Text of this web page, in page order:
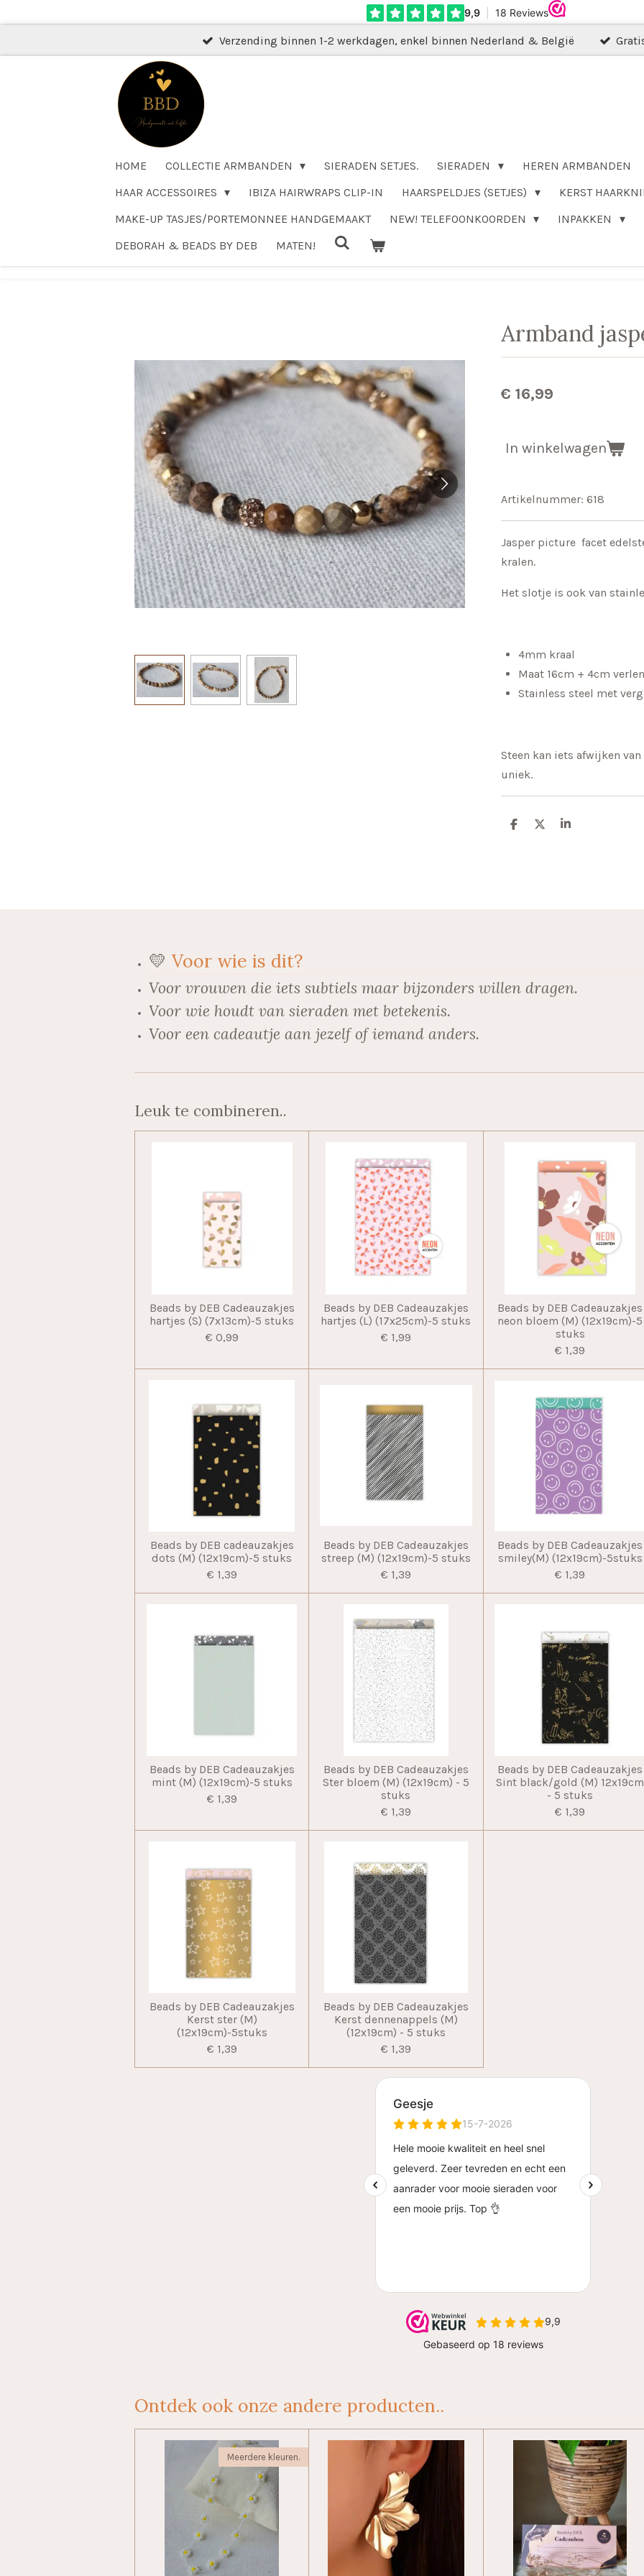
naar
Verzending binnen 1-2 werkdagen, enkel binnen Nederland & België
HOME COLLECTIE ARMBANDEN SIERADEN SETJES. SIERADEN
HEREN ARMBANDEN
HAAR ACCESSOIRES
IBIZA HAIRWRAPS CLIP-IN HAARSPELDJES (SETJES)
KERST
MAKE-UP TASJES/PORTEMONNEE HANDGEMAAKT
NEW! TELEFOONKOORDEN INPAKKEN
DEBORAH & BEADS BY DEB
MATEN!
Armband
€ 16,99
In winkelwagen
Artikelnummer: 618
Jasper picture facet
kralen.
Het slotje is ook van
4mm kraal
Maat 16cm + 4cm
Stainless steel met
Steen kan iets afwijken
uniek.
D
D
S
💛 Voor wie is dit?
Voor vrouwen die iets subtiels maar bijzonders willen dragen.
Voor wie houdt van sieraden met betekenis.
Voor een cadeautje aan jezelf of iemand anders.
Leuk te combineren..
Beads by DEB Cadeauzakjes
hartjes (S) (7x13cm)-5 stuks
€ 0,99
Beads by DEB Cadeauzakjes
hartjes (L) (17x25cm)-5 stuks
€ 1,99
Beads by DEB Cadeauzakjes
neon bloem (M) (12x19cm)-5
stuks
€ 1,39
Beads by DEB cadeauzakjes
dots (M) (12x19cm)-5 stuks
€ 1,39
Beads by DEB Cadeauzakjes
streep (M) (12x19cm)-5 stuks
€ 1,39
Beads by DEB Cadeauzakjes
smiley(M) (12x19cm)-5stuks
€ 1,39
Beads by DEB Cadeauzakjes
mint (M) (12x19cm)-5 stuks
€ 1,39
Beads by DEB Cadeauzakjes
Ster bloem (M) (12x19cm) - 5
stuks
€ 1,39
Beads by DEB Cadeauzakjes
Sint black/gold (M) 12x19cm
- 5 stuks
€ 1,39
Beads by DEB Cadeauzakjes
Kerst ster (M)
(12x19cm)-5stuks
€ 1,39
Beads by DEB Cadeauzakjes
Kerst dennenappels (M)
(12x19cm) - 5 stuks
€ 1,39
Ontdek ook onze andere producten..
Meerdere kleuren.